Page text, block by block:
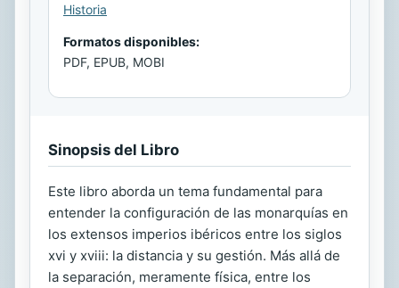
Historia
Formatos disponibles:
PDF, EPUB, MOBI
Sinopsis del Libro
Este libro aborda un tema fundamental para
entender la configuración de las monarquías en
los extensos imperios ibéricos entre los siglos
xvi y xviii: la distancia y su gestión. Más allá de
la separación, meramente física, entre los